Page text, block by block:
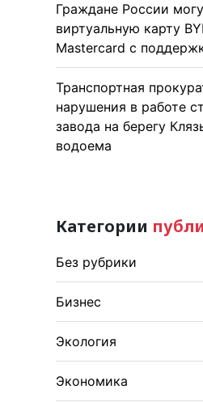
Граждане России
виртуальную карту
Mastercard с
Транспортная
нарушения в работе
завода на берегу
водоема
Категории
Без рубрики
Бизнес
Экология
Экономика